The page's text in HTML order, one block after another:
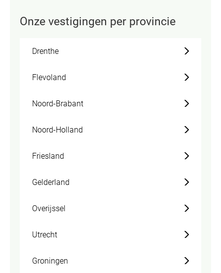
Onze vestigingen per provincie
Drenthe
Flevoland
Noord-Brabant
Noord-Holland
Friesland
Gelderland
Overijssel
Utrecht
Groningen